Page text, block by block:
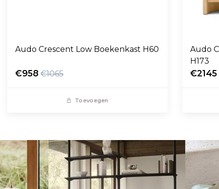
Audo Crescent Low Boekenkast H60
€958 €1065
Toevoegen
Audo
H173
€2145